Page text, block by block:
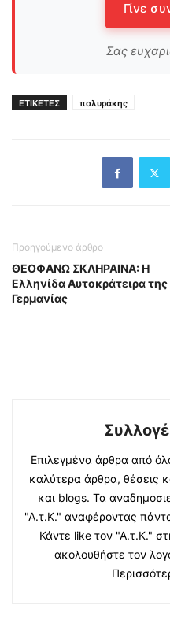
Γίνε
Σας
ΕΤΙΚΕΤΕΣ πολυράκης
Προηγούμενο άρθρο
ΘΕΟΦΑΝΩ ΣΚΛΗΡΑΙΝΑ: Η
Ελληνίδα Αυτοκράτειρα της
Γερμανίας
Επιλεγμένα άρθρα από
καλύτερα άρθρα, θέσεις
και blogs. Τα
"Α.τ.Κ." αναφέροντας
Κάντε like τον "Α.τ.Κ."
ακολουθήστε τον